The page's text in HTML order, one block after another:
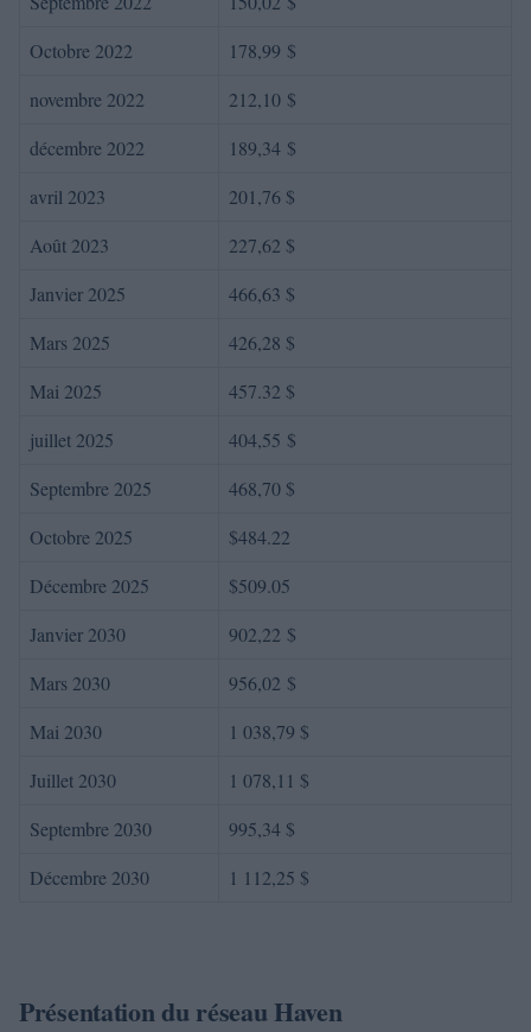
Octobre 2022
178,99 $
novembre 2022
212,10 $
décembre 2022
189,34 $
avril 2023
201,76 $
Août 2023
227,62 $
Janvier 2025
466,63 $
Mars 2025
426,28 $
Mai 2025
457.32 $
juillet 2025
404,55 $
Septembre 2025
468,70 $
Octobre 2025
$484.22
Décembre 2025
$509.05
Janvier 2030
902,22 $
Mars 2030
956,02 $
Mai 2030
1 038,79 $
Juillet 2030
1 078,11 $
Septembre 2030
995,34 $
Décembre 2030
1 112,25 $
Présentation du réseau Haven